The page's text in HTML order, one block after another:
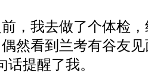
，我去做了个体检
然看到兰考有谷友
话提醒了我。